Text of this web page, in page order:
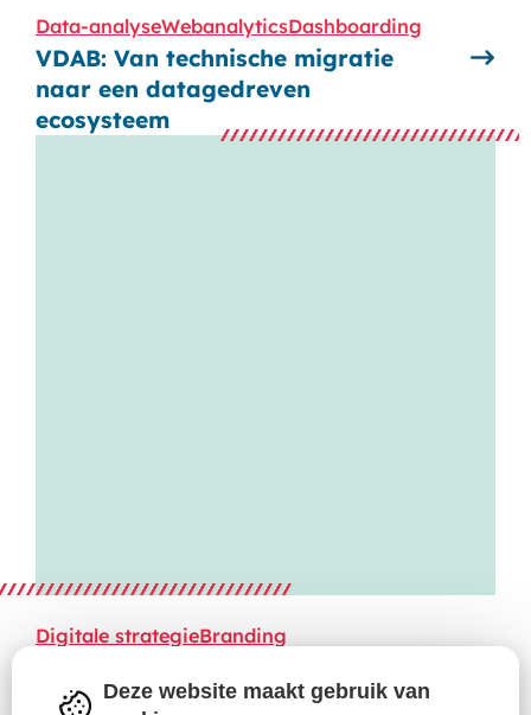
VDAB: Van technische migratie
naar een datagedreven
ecosysteem
Data-analyseWebanalyticsDashboarding
vastgoedspeler naar pure
Digitale strategieBranding
Deze website maakt gebruik van